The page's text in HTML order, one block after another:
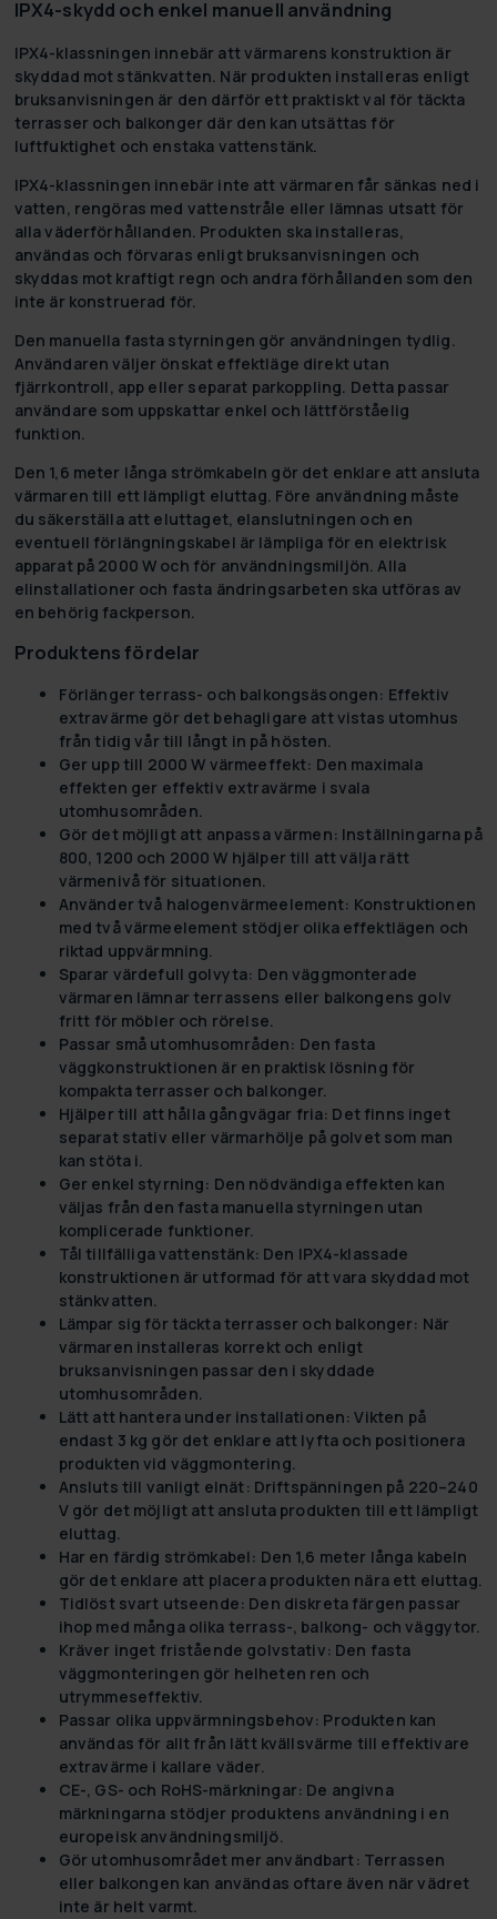
IPX4-skydd och enkel manuell användning
IPX4-klassningen innebär att värmarens konstruktion är
skyddad mot stänkvatten. När produkten installeras enligt
bruksanvisningen är den därför ett praktiskt val för täckta
terrasser och balkonger där den kan utsättas för
luftfuktighet och enstaka vattenstänk.
IPX4-klassningen innebär inte att värmaren får sänkas ned i
vatten, rengöras med vattenstråle eller lämnas utsatt för
alla väderförhållanden. Produkten ska installeras,
användas och förvaras enligt bruksanvisningen och
skyddas mot kraftigt regn och andra förhållanden som den
inte är konstruerad för.
Den manuella fasta styrningen gör användningen tydlig.
Användaren väljer önskat effektläge direkt utan
fjärrkontroll, app eller separat parkoppling. Detta passar
användare som uppskattar enkel och lättförståelig
funktion.
Den 1,6 meter långa strömkabeln gör det enklare att ansluta
värmaren till ett lämpligt eluttag. Före användning måste
du säkerställa att eluttaget, elanslutningen och en
eventuell förlängningskabel är lämpliga för en elektrisk
apparat på 2000 W och för användningsmiljön. Alla
elinstallationer och fasta ändringsarbeten ska utföras av
en behörig fackperson.
Produktens fördelar
Förlänger terrass- och balkongsäsongen: Effektiv
extravärme gör det behagligare att vistas utomhus
från tidig vår till långt in på hösten.
Ger upp till 2000 W värmeeffekt: Den maximala
effekten ger effektiv extravärme i svala
utomhusområden.
Gör det möjligt att anpassa värmen: Inställningarna på
800, 1200 och 2000 W hjälper till att välja rätt
värmenivå för situationen.
Använder två halogenvärmeelement: Konstruktionen
med två värmeelement stödjer olika effektlägen och
riktad uppvärmning.
Sparar värdefull golvyta: Den väggmonterade
värmaren lämnar terrassens eller balkongens golv
fritt för möbler och rörelse.
Passar små utomhusområden: Den fasta
väggkonstruktionen är en praktisk lösning för
kompakta terrasser och balkonger.
Hjälper till att hålla gångvägar fria: Det finns inget
separat stativ eller värmarhölje på golvet som man
kan stöta i.
Ger enkel styrning: Den nödvändiga effekten kan
väljas från den fasta manuella styrningen utan
komplicerade funktioner.
Tål tillfälliga vattenstänk: Den IPX4-klassade
konstruktionen är utformad för att vara skyddad mot
stänkvatten.
Lämpar sig för täckta terrasser och balkonger: När
värmaren installeras korrekt och enligt
bruksanvisningen passar den i skyddade
utomhusområden.
Lätt att hantera under installationen: Vikten på
endast 3 kg gör det enklare att lyfta och positionera
produkten vid väggmontering.
Ansluts till vanligt elnät: Driftspänningen på 220–240
V gör det möjligt att ansluta produkten till ett lämpligt
eluttag.
Har en färdig strömkabel: Den 1,6 meter långa kabeln
gör det enklare att placera produkten nära ett eluttag.
Tidlöst svart utseende: Den diskreta färgen passar
ihop med många olika terrass-, balkong- och väggytor.
Kräver inget fristående golvstativ: Den fasta
väggmonteringen gör helheten ren och
utrymmeseffektiv.
Passar olika uppvärmningsbehov: Produkten kan
användas för allt från lätt kvällsvärme till effektivare
extravärme i kallare väder.
CE-, GS- och RoHS-märkningar: De angivna
märkningarna stödjer produktens användning i en
europeisk användningsmiljö.
Gör utomhusområdet mer användbart: Terrassen
eller balkongen kan användas oftare även när vädret
inte är helt varmt.